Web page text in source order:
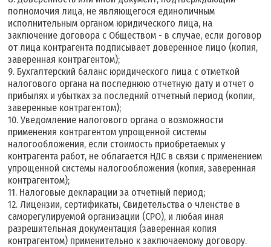
полномочия лица, не являющегося единоличным
исполнительным органом юридического лица, на
заключение договора с Обществом - в случае, если договор
от лица контрагента подписывает доверенное лицо (копия,
заверенная контрагентом);
9. Бухгалтерский баланс юридического лица с отметкой
налогового органа на последнюю отчетную дату и отчет о
прибылях и убытках за последний отчетный период (копии,
заверенные контрагентом);
10. Уведомление налогового органа о возможности
применения контрагентом упрощенной системы
налогообложения, если стоимость приобретаемых у
контрагента работ, не облагается НДС в связи с применением
упрощенной системы налогообложения (копия, заверенная
контрагентом);
11. Налоговые декларации за отчетный период;
12. Лицензии, сертификаты, Свидетельства о членстве в
саморегулируемой организации (СРО), и любая иная
разрешительная документация (заверенная копия
контрагентом) применительно к заключаемому договору.